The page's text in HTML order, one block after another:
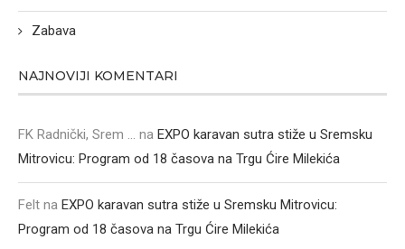
Zabava
NAJNOVIJI KOMENTARI
FK Radnički, Srem ... na EXPO karavan sutra stiže u Sremsku
Mitrovicu: Program od 18 časova na Trgu Ćire Milekića
Felt na EXPO karavan sutra stiže u Sremsku Mitrovicu:
Program od 18 časova na Trgu Ćire Milekića